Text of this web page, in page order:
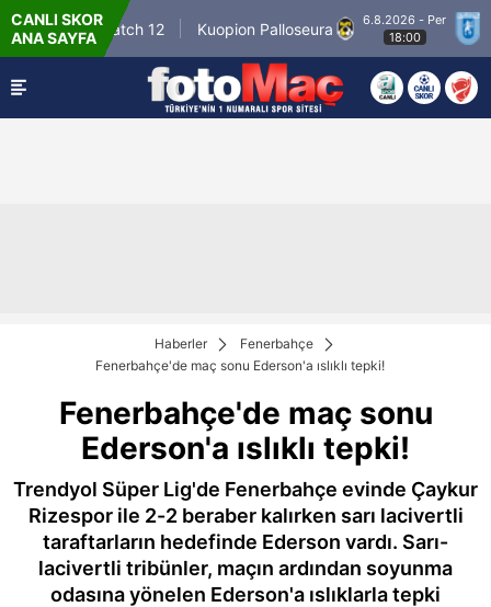
CANLI SKOR
ANA SAYFA
Winner Match 12 Kuopion Palloseura
6.8.2026 - Per
18:00
CS
Haberler
Fenerbahçe
Fenerbahçe'de maç sonu Ederson'a ıslıklı tepki!
Fenerbahçe'de maç sonu
Ederson'a ıslıklı tepki!
Trendyol Süper Lig'de Fenerbahçe evinde Çaykur
Rizespor ile 2-2 beraber kalırken sarı lacivertli
taraftarların hedefinde Ederson vardı. Sarı-
lacivertli tribünler, maçın ardından soyunma
odasına yönelen Ederson'a ıslıklarla tepki